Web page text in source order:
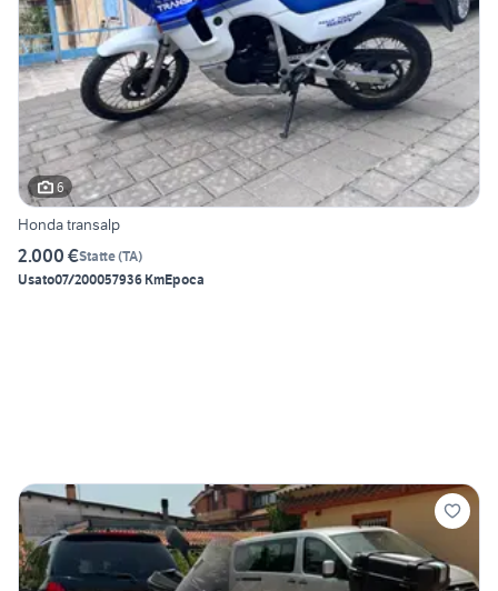
6
Honda transalp
2.000 €Statte(TA)
Usato07/200057936 KmEpoca